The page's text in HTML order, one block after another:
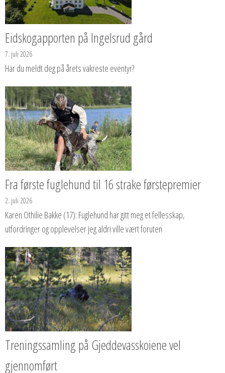
Eidskogapporten på Ingelsrud gård
7. juli 2026
Har du meldt deg på årets vakreste eventyr?
Fra første fuglehund til 16 strake førstepremier
2. juli 2026
Karen Othilie Bakke (17): Fuglehund har gitt meg et fellesskap,
utfordringer og opplevelser jeg aldri ville vært foruten
Treningssamling på Gjeddevasskoiene vel
gjennomført